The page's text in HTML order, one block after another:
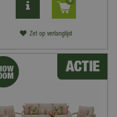
Zet op verlanglijst